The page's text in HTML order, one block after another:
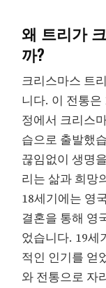
왜 트리가
까?
크리스마스 트
니다. 이 전통
정에서 크리스
습으로 출발했
끊임없이 생명
리는 삶과 희망
18세기에는 영
결혼을 통해 영
었습니다. 19세
적인 인기를 얻
와 전통으로 자